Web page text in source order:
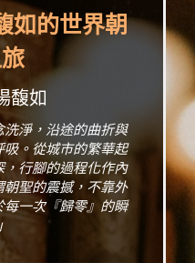
如的世界朝
馥如
洗淨，沿途的曲折與
吸。從城市的繁華起
行腳的過程化作內
聖的震撼，不靠外
一次『歸零』的瞬